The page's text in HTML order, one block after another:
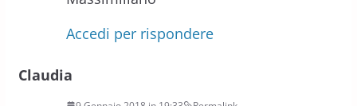
Accedi per rispondere
Claudia